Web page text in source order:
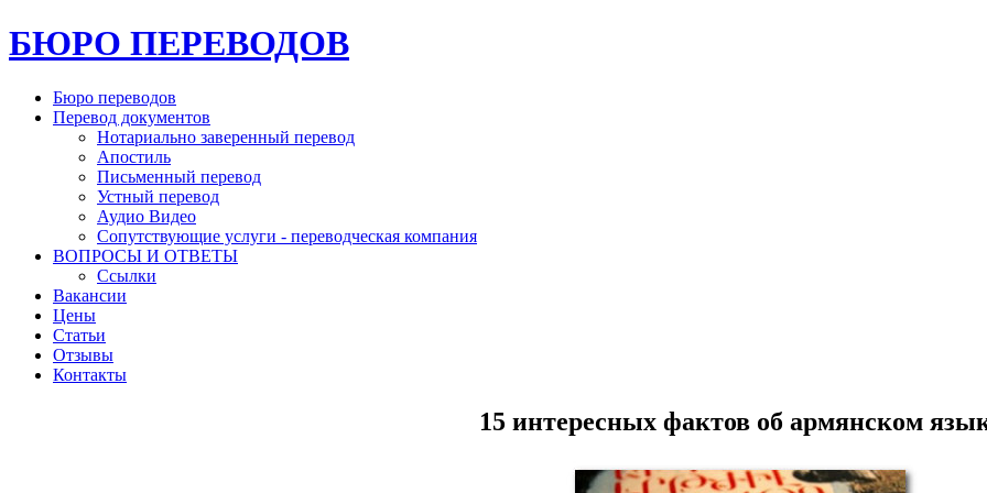
БЮРО ПЕРЕВОДОВ
Бюро переводов
Перевод документов
Нотариально заверенный перевод
Апостиль
Письменный перевод
Устный перевод
Аудио Видео
Сопутствующие услуги - переводческая компания
ВОПРОСЫ И ОТВЕТЫ
Ссылки
Вакансии
Цены
Статьи
Отзывы
Контакты
15 интересных фактов об армянском